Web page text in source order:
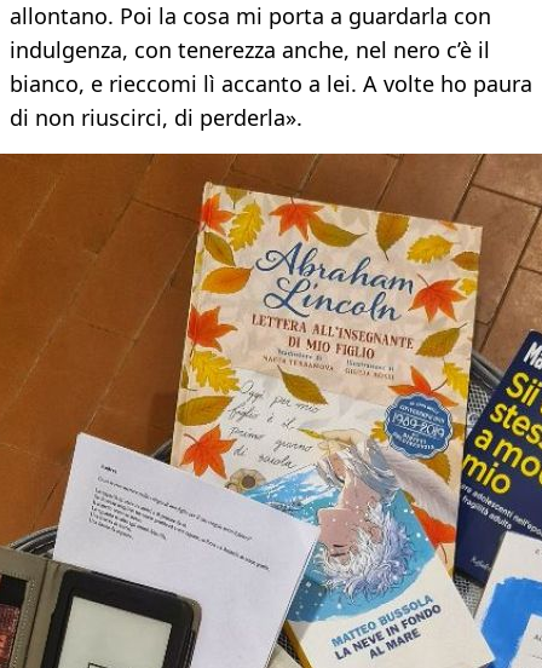
allontano. Poi la cosa mi porta a guardarla con
indulgenza, con tenerezza anche, nel nero c’è il
bianco, e rieccomi lì accanto a lei. A volte ho paura
di non riuscirci, di perderla».